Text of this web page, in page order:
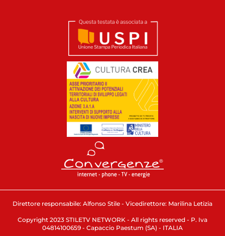
Direttore responsabile: Alfonso Stile - Vicedirettore: Marilina Letizia
Copyright 2023 STILETV NETWORK - All rights reserved - P. Iva
04814100659 - Capaccio Paestum (SA) - ITALIA